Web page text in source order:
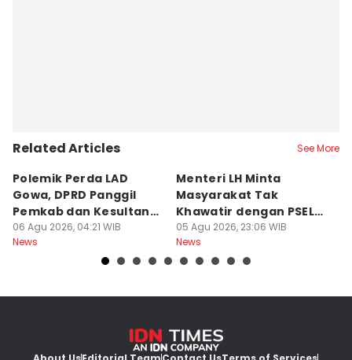
Related Articles See More
Polemik Perda LAD
Gowa, DPRD Panggil
Pemkab dan Kesultanan
Gowa
06 Agu 2026, 04:21 WIB
News
Menteri LH Minta
Masyarakat Tak
Khawatir dengan PSEL
Modern
05 Agu 2026, 23:06 WIB
News